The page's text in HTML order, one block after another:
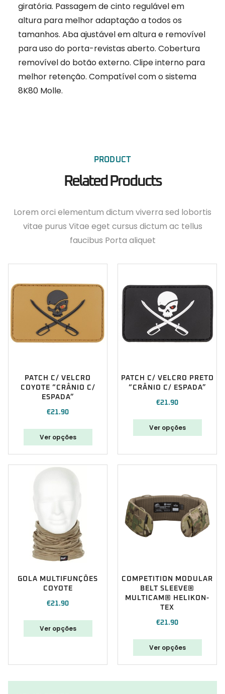
giratória. Passagem de cinto regulável em
altura para melhor adaptação a todos os
tamanhos. Aba ajustável em altura e removível
para uso do porta-revistas aberto. Cobertura
removível do botão externo. Clipe interno para
melhor retenção. Compatível com o sistema
8K80 Molle.
PRODUCT
Related Products
Lorem orci elementum dictum viverra sed lobortis
vitae purus Vitae eget cursus dictum ac tellus
faucibus Porta aliquet
PATCH C/ VELCRO
COYOTE “CRÂNIO C/
ESPADA”
€21.90
Ver opções
PATCH C/ VELCRO PRETO
“CRÂNIO C/ ESPADA”
€21.90
Ver opções
GOLA MULTIFUNÇÕES
COYOTE
€21.90
Ver opções
COMPETITION MODULAR
BELT SLEEVE®
MULTICAM® HELIKON-
TEX
€21.90
Ver opções